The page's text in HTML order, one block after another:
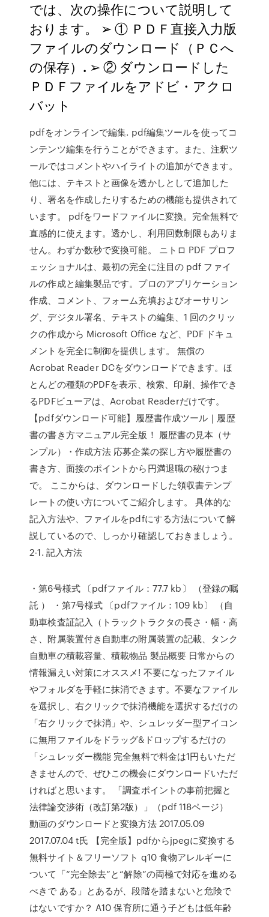
では、次の操作について説明して
おります。 ➢ ① ＰＤＦ直接入力版
ファイルのダウンロード（ＰＣへ
の保存）. ➢ ② ダウンロードした
ＰＤＦファイルをアドビ・アクロ
バット
pdfをオンラインで編集. pdf編集ツールを使ってコ
ンテンツ編集を行うことができます。また、注釈ツ
ールではコメントやハイライトの追加ができます。
他には、テキストと画像を透かしとして追加した
り、署名を作成したりするための機能も提供されて
います。 pdfをワードファイルに変換。完全無料で
直感的に使えます。透かし、利用回数制限もありま
せん。わずか数秒で変換可能。 ニトロ PDF プロフ
ェッショナルは、最初の完全に注目の pdf ファイ
ルの作成と編集製品です。プロのアプリケーション
作成、コメント、フォーム充填およびオーサリン
グ、デジタル署名、テキストの編集、1 回のクリッ
クの作成から Microsoft Office など、PDF ドキュ
メントを完全に制御を提供します。 無償の
Acrobat Reader DCをダウンロードできます。ほ
とんどの種類のPDFを表示、検索、印刷、操作でき
るPDFビューアは、Acrobat Readerだけです。
【pdfダウンロード可能】履歴書作成ツール｜履歴
書の書き方マニュアル完全版！ 履歴書の見本（サ
ンプル）・作成方法 応募企業の探し方や履歴書の
書き方、面接のポイントから円満退職の秘けつま
で。 ここからは、ダウンロードした領収書テンプ
レートの使い方についてご紹介します。 具体的な
記入方法や、ファイルをpdfにする方法について解
説しているので、しっかり確認しておきましょう。
2-1. 記入方法
・第6号様式 〔pdfファイル：77.7 kb〕 （登録の嘱
託 ） ・第7号様式 〔pdfファイル：109 kb〕 （自
動車検査証記入（トラックトラクタの長さ・幅・高
さ、附属装置付き自動車の附属装置の記載、タンク
自動車の積載容量、積載物品 製品概要 日常からの
情報漏えい対策にオススメ! 不要になったファイル
やフォルダを手軽に抹消できます。不要なファイル
を選択し、右クリックで抹消機能を選択するだけの
「右クリックで抹消」や、シュレッダー型アイコン
に無用ファイルをドラッグ&ドロップするだけの
「シュレッダー機能 完全無料で料金は1円もいただ
きませんので、ぜひこの機会にダウンロードいただ
ければと思います。 「調査ポイントの事前把握と
法律論交渉術（改訂第2版）」（pdf 118ページ）
動画のダウンロードと変換方法 2017.05.09
2017.07.04 t氏 【完全版】pdfからjpegに変換する
無料サイト＆フリーソフト q10 食物アレルギーに
ついて「“完全除去”と“解除”の両極で対応を進める
べきで ある」とあるが、段階を踏まないと危険で
はないですか？ A10 保育所に通う子どもは低年齢